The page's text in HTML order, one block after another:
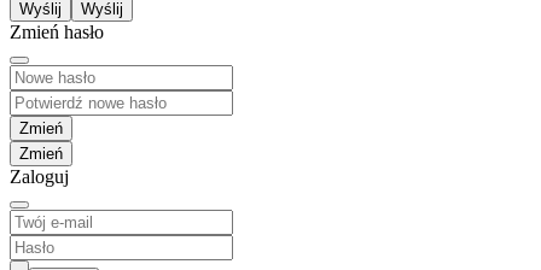
Wyślij
Zmień hasło
Zmień
Zaloguj